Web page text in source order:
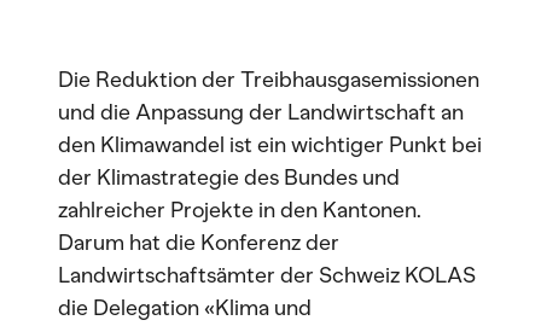
Die Reduktion der Treibhausgasemissionen
und die Anpassung der Landwirtschaft an
den Klimawandel ist ein wichtiger Punkt bei
der Klimastrategie des Bundes und
zahlreicher Projekte in den Kantonen.
Darum hat die Konferenz der
Landwirtschaftsämter der Schweiz KOLAS
die Delegation «Klima und